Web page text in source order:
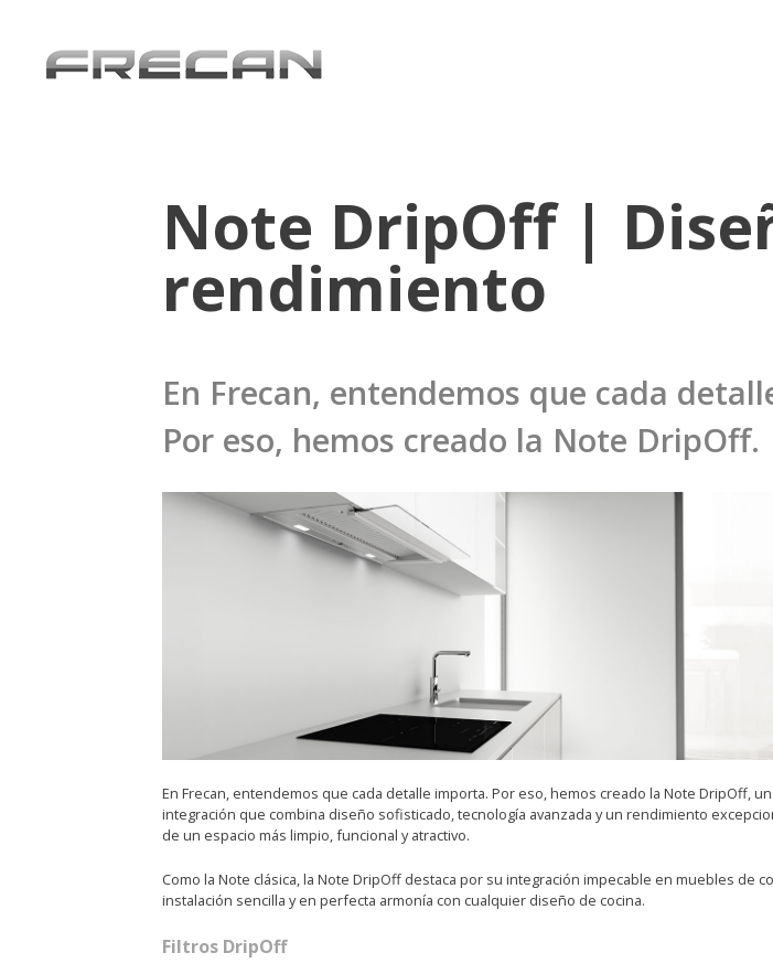
Note DripOff |
rendimiento
En Frecan, entendemos que cada
Por eso, hemos creado la Note DripOff.
En Frecan, entendemos que cada detalle importa. Por eso, hemos creado la Note DripOff,
integración que combina diseño sofisticado, tecnología avanzada y un rendimiento
de un espacio más limpio, funcional y atractivo.
Como la Note clásica, la Note DripOff destaca por su integración impecable en muebles de
instalación sencilla y en perfecta armonía con cualquier diseño de cocina.
Filtros DripOff